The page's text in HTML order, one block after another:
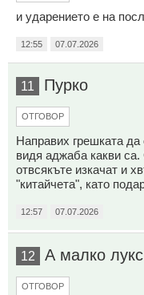
и ударението е на
12:55 07.07.2026
11 Пурко
ОТГОВОР
Направих грешката да
видя аджаба какви са.
отвсякъте изкачат и
"китайчета", като
12:57 07.07.2026
12 А малко
ОТГОВОР